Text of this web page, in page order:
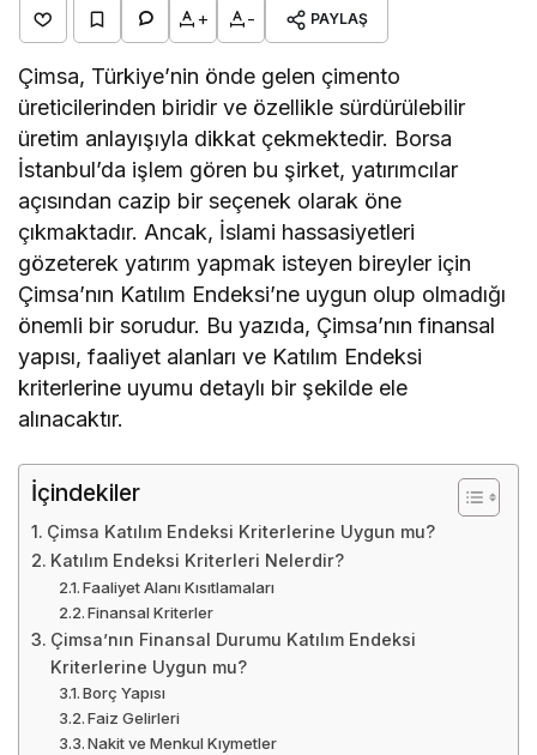
+ - PAYLAŞ
Çimsa, Türkiye’nin önde gelen çimento
üreticilerinden biridir ve özellikle sürdürülebilir
üretim anlayışıyla dikkat çekmektedir. Borsa
İstanbul’da işlem gören bu şirket, yatırımcılar
açısından cazip bir seçenek olarak öne
çıkmaktadır. Ancak, İslami hassasiyetleri
gözeterek yatırım yapmak isteyen bireyler için
Çimsa’nın Katılım Endeksi’ne uygun olup olmadığı
önemli bir sorudur. Bu yazıda, Çimsa’nın finansal
yapısı, faaliyet alanları ve Katılım Endeksi
kriterlerine uyumu detaylı bir şekilde ele
alınacaktır.
İçindekiler
Çimsa Katılım Endeksi Kriterlerine Uygun mu?
Katılım Endeksi Kriterleri Nelerdir?
Faaliyet Alanı Kısıtlamaları
Finansal Kriterler
Çimsa’nın Finansal Durumu Katılım Endeksi
Kriterlerine Uygun mu?
Borç Yapısı
Faiz Gelirleri
Nakit ve Menkul Kıymetler